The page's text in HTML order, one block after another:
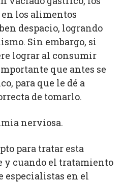
los alimentos
despacio, logrando
Sin embargo, si
lograr al consumir
que antes se
para que le dé a
de tomarlo.
nerviosa.
para tratar esta
y cuando el tratamiento
especialistas en el